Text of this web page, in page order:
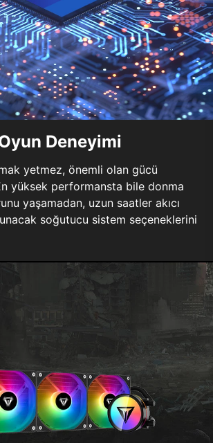
Deneyimi
yetmez, önemli olan gücü
yüksek performansta bile donma
yaşamadan, uzun saatler akıcı
soğutucu sistem seçeneklerini